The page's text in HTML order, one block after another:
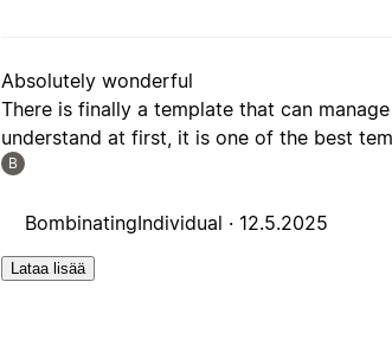
Absolutely wonderful
There is finally a template that can
understand at first, it is one of the best
B
BombinatingIndividual · 12.5.2025
Lataa lisää